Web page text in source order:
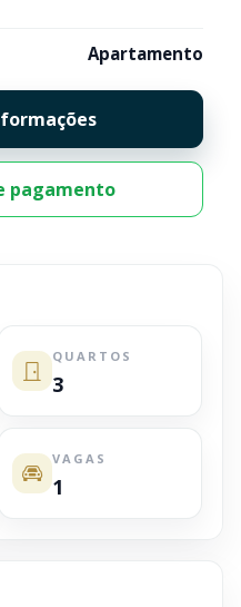
Apartamento
pagamento
QUARTOS
3
VAGAS
1